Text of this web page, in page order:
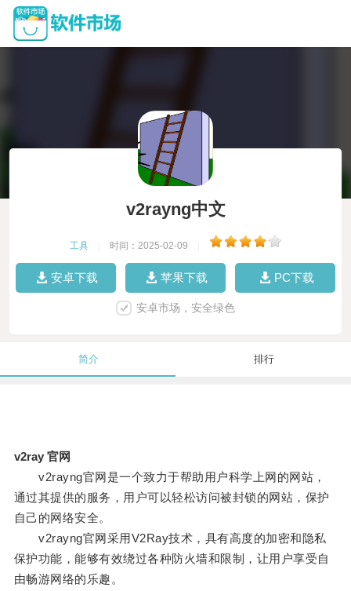
v2rayng中文
工具 时间：2025-02-09
安卓下载 苹果下载 PC下载
安卓市场，安全绿色
简介 排行
v2ray 官网
v2rayng官网是一个致力于帮助用户科学上网的网站，
通过其提供的服务，用户可以轻松访问被封锁的网站，保护
自己的网络安全。
v2rayng官网采用V2Ray技术，具有高度的加密和隐私
保护功能，能够有效绕过各种防火墙和限制，让用户享受自
由畅游网络的乐趣。